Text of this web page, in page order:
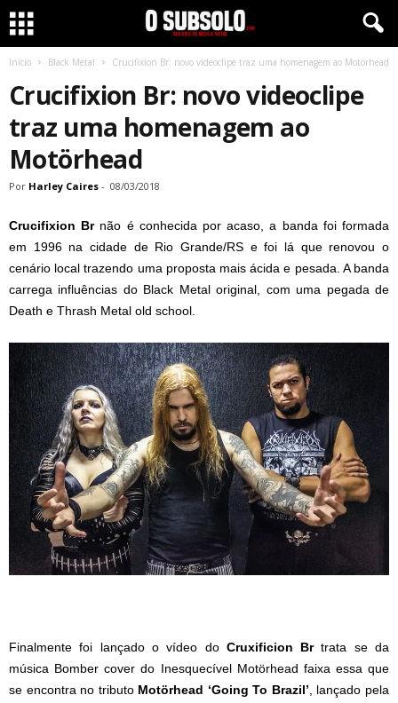
Início Black Metal Crucifixion Br: novo videoclipe traz uma homenagem ao Motörhead
Crucifixion Br: novo videoclipe
traz uma homenagem ao
Motörhead
Por Harley Caires - 08/03/2018
Crucifixion Brnão é conhecida por acaso, a banda foi formada
em 1996 na cidade de Rio Grande/RS e foi lá que renovou o
cenário local trazendo uma proposta mais ácida e pesada. A banda
carrega influências do Black Metal original, com uma pegada de
Death e Thrash Metal old school.
Finalmente foi lançado o vídeo do Cruxificion Brtrata se da
música Bomber cover do Inesquecível Motörhead faixa essa que
se encontra no tributo Motörhead ‘Going To Brazil’ , lançado pela